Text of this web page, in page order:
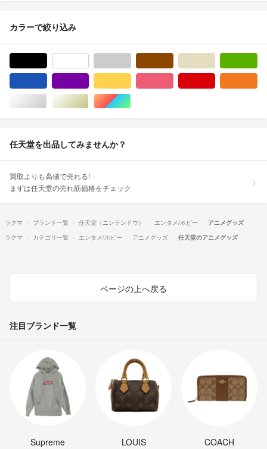
カラーで絞り込み
シルバー/銀色系ゴールド/金色系マルチカラー
任天堂を出品してみませんか？
買取よりも高値で売れる!
まずは任天堂の売れ筋価格をチェック
ラクマ ブランド一覧 任天堂（ニンテンドウ） エンタメ/ホビー
アニメグッズ
ラクマ
カテゴリ一覧 エンタメ/ホビー アニメグッズ 任天堂のアニメグッズ
ページの上へ戻る
注目ブランド一覧
Supreme
LOUIS
COACH